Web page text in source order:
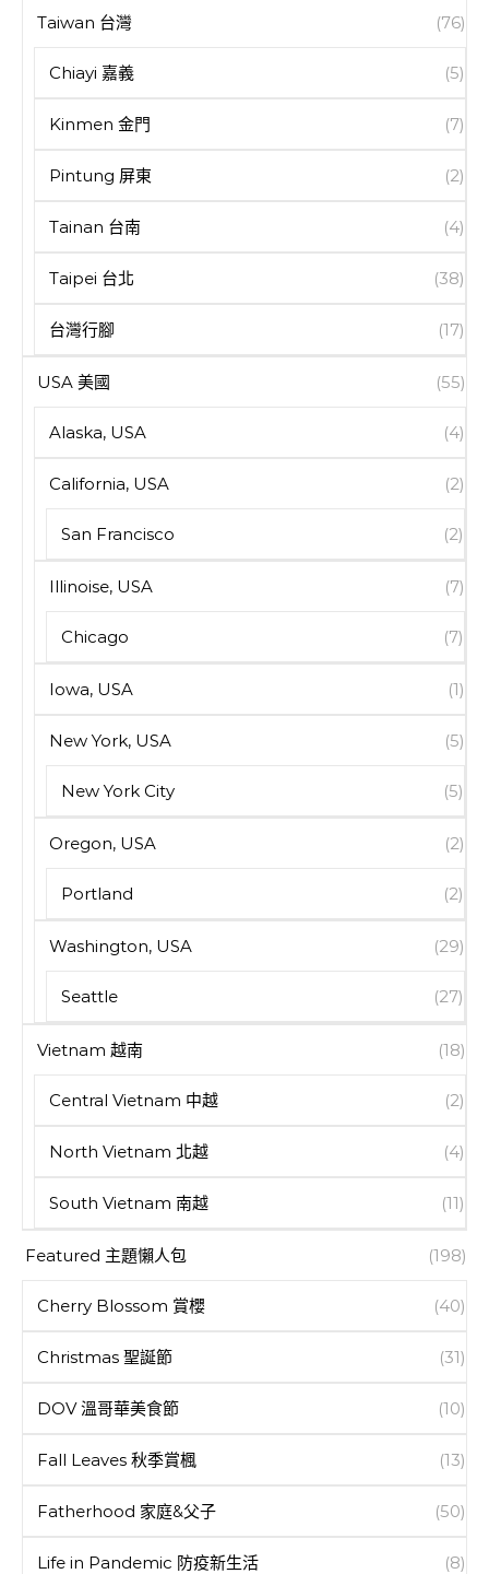
Taiwan 台灣 (76)
Chiayi 嘉義 (5)
Kinmen 金門 (7)
Pintung 屏東 (2)
Tainan 台南 (4)
Taipei 台北 (38)
台灣行腳 (17)
USA 美國 (55)
Alaska, USA (4)
California, USA (2)
San Francisco (2)
Illinoise, USA (7)
Chicago (7)
Iowa, USA (1)
New York, USA (5)
New York City (5)
Oregon, USA (2)
Portland (2)
Washington, USA (29)
Seattle (27)
Vietnam 越南 (18)
Central Vietnam 中越 (2)
North Vietnam 北越 (4)
South Vietnam 南越 (11)
Featured 主題懶人包 (198)
Cherry Blossom 賞櫻 (40)
Christmas 聖誕節 (31)
DOV 溫哥華美食節 (10)
Fall Leaves 秋季賞楓 (13)
Fatherhood 家庭&父子 (50)
Life in Pandemic 防疫新生活 (8)